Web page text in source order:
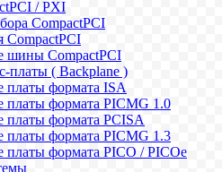
/ PXI
CompactPCI
CompactPCI
шины CompactPCI
платы ( Backplane )
платы формата ISA
платы формата PICMG 1.0
платы формата PCISA
платы формата PICMG 1.3
платы формата PICO / PICOe